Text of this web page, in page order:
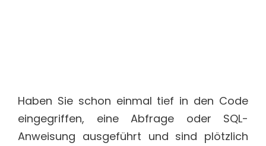
Haben Sie schon einmal tief in den Code
eingegriffen, eine Abfrage oder SQL-
Anweisung ausgeführt und sind plötzlich